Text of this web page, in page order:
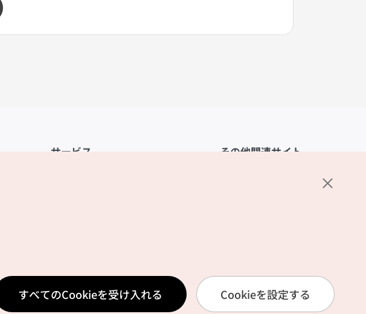
サービス
位置情報サービス利用規約
個人位置情報取扱いポリシー
その他関連サイト
すべてのCookieを受け入れる Cookieを設定する